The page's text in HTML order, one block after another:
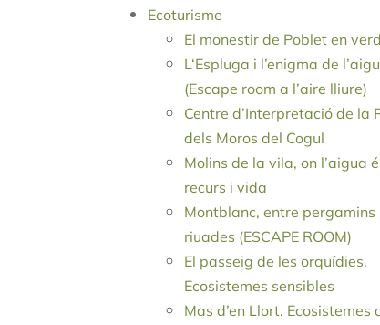
Ecoturisme
El monestir de Poblet en verd
L‘Espluga i l’enigma de
(Escape room a l’aire lliure)
Centre d’Interpretació de la
dels Moros del Cogul
Molins de la vila, on l’aigua
recurs i vida
Montblanc, entre pergamins
riuades (ESCAPE ROOM)
El passeig de les orquídies.
Ecosistemes sensibles
Mas d’en Llort. Ecosistemes